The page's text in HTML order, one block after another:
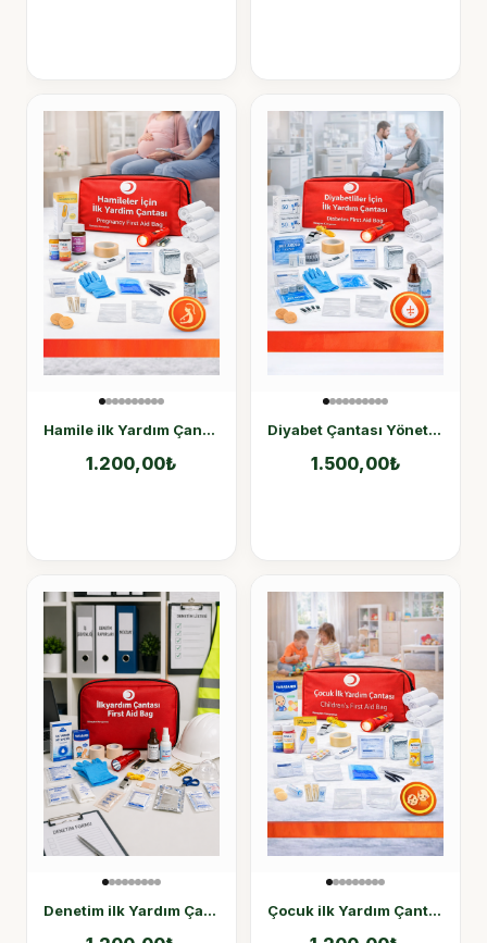
Hamile ilk Yardım Çantası
1.200,00₺
Diyabet Çantası Yönetmelik Uyumlu Diyabetik Hasta Çantası
1.500,00₺
Denetim ilk Yardım Çantası Yönetmelik Uyumlu Çocuk ilk Yardım Çantası